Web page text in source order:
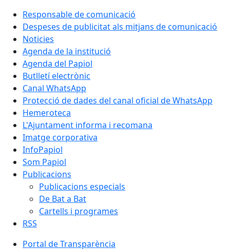
Responsable de comunicació
Despeses de publicitat als mitjans de comunicació
Noticies
Agenda de la institució
Agenda del Papiol
Butlletí electrònic
Canal WhatsApp
Protecció de dades del canal oficial de WhatsApp
Hemeroteca
L'Ajuntament informa i recomana
Imatge corporativa
InfoPapiol
Som Papiol
Publicacions
Publicacions especials
De Bat a Bat
Cartells i programes
RSS
Portal de Transparència